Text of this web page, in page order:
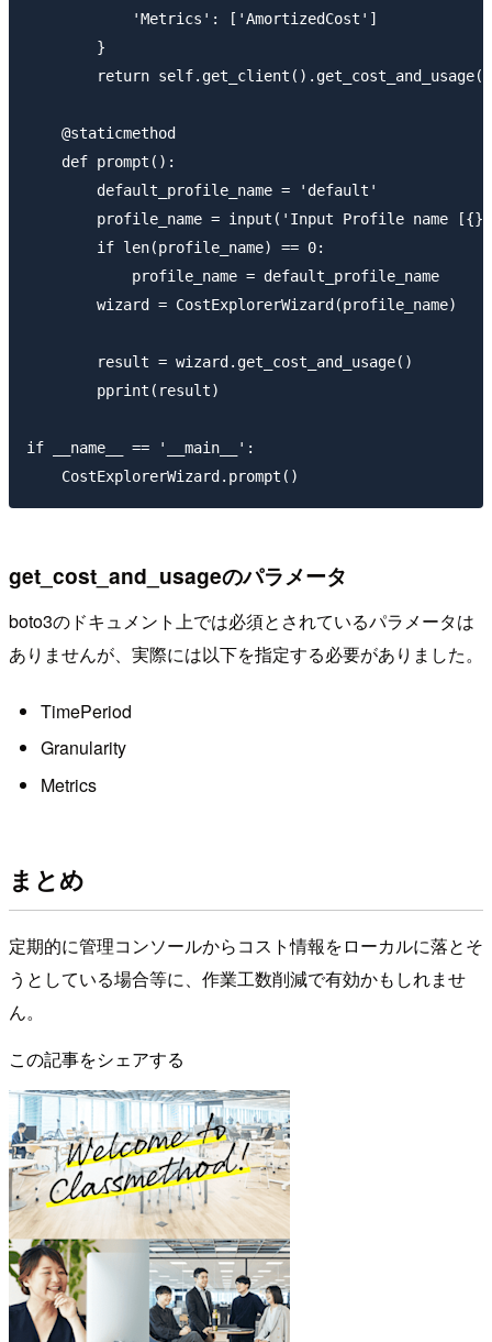
            'Metrics': ['AmortizedCost']
        }
return
    @staticmethod
    def prompt():
        default_profile_name = 'default'
profile_name = input('Input Profile name
        if len(profile_name) == 0:
            profile_name = default_profile_name
        wizard = CostExplorerWizard(profile_name)
        result = wizard.get_cost_and_usage()
        pprint(result)
if __name__ == '__main__':
get_cost_and_usageのパラメータ
boto3のドキュメント上では必須とされているパラメータは
ありませんが、実際には以下を指定する必要がありました。
TimePeriod
Granularity
Metrics
まとめ
定期的に管理コンソールからコスト情報をローカルに落とそ
うとしている場合等に、作業工数削減で有効かもしれませ
ん。
この記事をシェアする